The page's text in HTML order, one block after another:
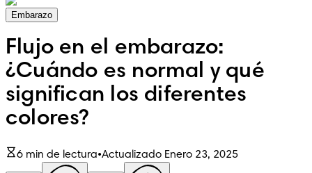
Embarazo
Flujo en el embarazo:
¿Cuándo es normal y qué
significan los diferentes
colores?
6 min de lectura•Actualizado Enero 23, 2025